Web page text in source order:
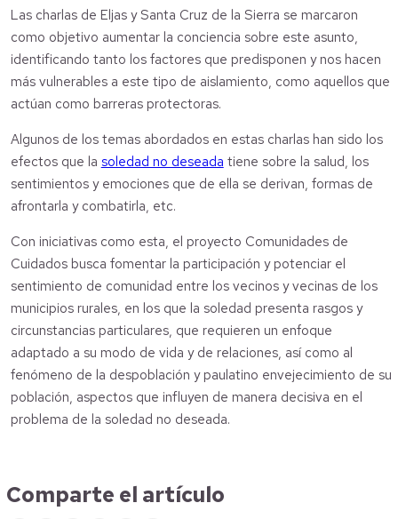
Las charlas de Eljas y Santa Cruz de la Sierra se marcaron
como objetivo aumentar la conciencia sobre este asunto,
identificando tanto los factores que predisponen y nos hacen
más vulnerables a este tipo de aislamiento, como aquellos que
actúan como barreras protectoras.
Algunos de los temas abordados en estas charlas han sido los
efectos que la soledad no deseada tiene sobre la salud, los
sentimientos y emociones que de ella se derivan, formas de
afrontarla y combatirla, etc.
Con iniciativas como esta, el proyecto Comunidades de
Cuidados busca fomentar la participación y potenciar el
sentimiento de comunidad entre los vecinos y vecinas de los
municipios rurales, en los que la soledad presenta rasgos y
circunstancias particulares, que requieren un enfoque
adaptado a su modo de vida y de relaciones, así como al
fenómeno de la despoblación y paulatino envejecimiento de su
población, aspectos que influyen de manera decisiva en el
problema de la soledad no deseada.
Comparte el artículo